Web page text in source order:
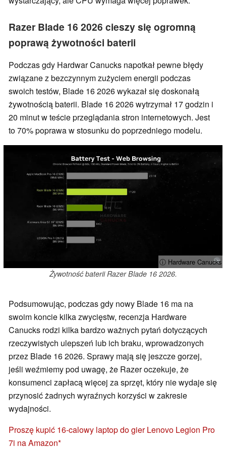
Razer Blade 16 2026 cieszy się ogromną
poprawą żywotności baterii
Podczas gdy Hardwar Canucks napotkał pewne błędy
związane z bezczynnym zużyciem energii podczas
swoich testów, Blade 16 2026 wykazał się doskonałą
żywotnością baterii. Blade 16 2026 wytrzymał 17 godzin i
20 minut w teście przeglądania stron internetowych. Jest
to 70% poprawa w stosunku do poprzedniego modelu.
ⓘ Hardware Canucks
Żywotność baterii Razer Blade 16 2026.
Podsumowując, podczas gdy nowy Blade 16 ma na
swoim koncie kilka zwycięstw, recenzja Hardware
Canucks rodzi kilka bardzo ważnych pytań dotyczących
rzeczywistych ulepszeń lub ich braku, wprowadzonych
przez Blade 16 2026. Sprawy mają się jeszcze gorzej,
jeśli weźmiemy pod uwagę, że Razer oczekuje, że
konsumenci zapłacą więcej za sprzęt, który nie wydaje się
przynosić żadnych wyraźnych korzyści w zakresie
wydajności.
Proszę kupić 16-calowy laptop do gier Lenovo Legion Pro
7i na Amazon